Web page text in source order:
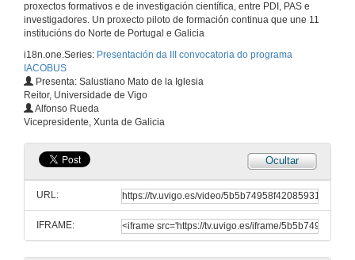
proxectos formativos e de investigación científica, entre PDI, PAS e
investigadores. Un proxecto piloto de formación continua que une 11
institucións do Norte de Portugal e Galicia
i18n.one.Series: Presentación da III convocatoria do programa
IACOBUS
Presenta: Salustiano Mato de la Iglesia
Reitor, Universidade de Vigo
Alfonso Rueda
Vicepresidente, Xunta de Galicia
Ocultar
URL:
IFRAME:
4 de maio de 2015